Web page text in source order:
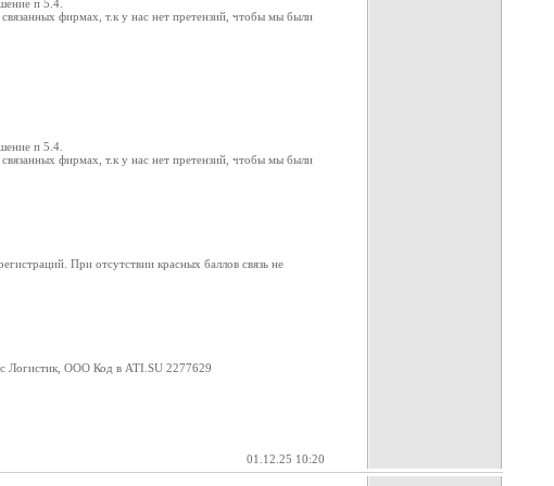
п 5.4.
фирмах, т.к у нас нет претензий, чтобы мы были
п 5.4.
фирмах, т.к у нас нет претензий, чтобы мы были
При отсутствии красных баллов связь не
ООО Код в ATI.SU 2277629
01.12.25 10:20